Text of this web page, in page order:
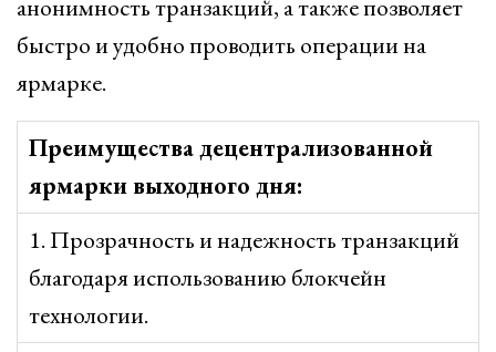
анонимность транзакций, а также позволяет
быстро и удобно проводить операции на
ярмарке.
Преимущества децентрализованной
ярмарки выходного дня:
1. Прозрачность и надежность транзакций
благодаря использованию блокчейн
технологии.